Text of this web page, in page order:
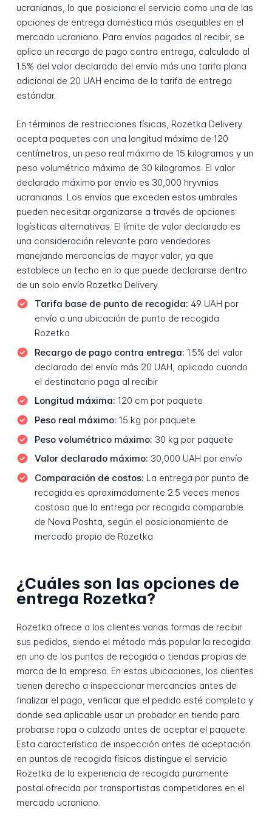
ucranianas, lo que posiciona el servicio como una de las
opciones de entrega doméstica más asequibles en el
mercado ucraniano. Para envíos pagados al recibir, se
aplica un recargo de pago contra entrega, calculado al
1.5% del valor declarado del envío más una tarifa plana
adicional de 20 UAH encima de la tarifa de entrega
estándar.
En términos de restricciones físicas, Rozetka Delivery
acepta paquetes con una longitud máxima de 120
centímetros, un peso real máximo de 15 kilogramos y un
peso volumétrico máximo de 30 kilogramos. El valor
declarado máximo por envío es 30,000 hryvnias
ucranianas. Los envíos que exceden estos umbrales
pueden necesitar organizarse a través de opciones
logísticas alternativas. El límite de valor declarado es
una consideración relevante para vendedores
manejando mercancías de mayor valor, ya que
establece un techo en lo que puede declararse dentro
de un solo envío Rozetka Delivery.
Tarifa base de punto de recogida: 49 UAH por
envío a una ubicación de punto de recogida
Rozetka
Recargo de pago contra entrega: 1.5% del valor
declarado del envío más 20 UAH, aplicado cuando
el destinatario paga al recibir
Longitud máxima: 120 cm por paquete
Peso real máximo: 15 kg por paquete
Peso volumétrico máximo: 30 kg por paquete
Valor declarado máximo: 30,000 UAH por envío
Comparación de costos: La entrega por punto de
recogida es aproximadamente 2.5 veces menos
costosa que la entrega por recogida comparable
de Nova Poshta, según el posicionamiento de
mercado propio de Rozetka
¿Cuáles son las opciones de
entrega Rozetka?
Rozetka ofrece a los clientes varias formas de recibir
sus pedidos, siendo el método más popular la recogida
en uno de los puntos de recogida o tiendas propias de
marca de la empresa. En estas ubicaciones, los clientes
tienen derecho a inspeccionar mercancías antes de
finalizar el pago, verificar que el pedido esté completo y
donde sea aplicable usar un probador en tienda para
probarse ropa o calzado antes de aceptar el paquete.
Esta característica de inspección antes de aceptación
en puntos de recogida físicos distingue el servicio
Rozetka de la experiencia de recogida puramente
postal ofrecida por transportistas competidores en el
mercado ucraniano.